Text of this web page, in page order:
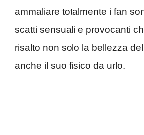
ammaliare totalmente i fan
scatti sensuali e provocanti
risalto non solo la bellezza
anche il suo fisico da urlo.